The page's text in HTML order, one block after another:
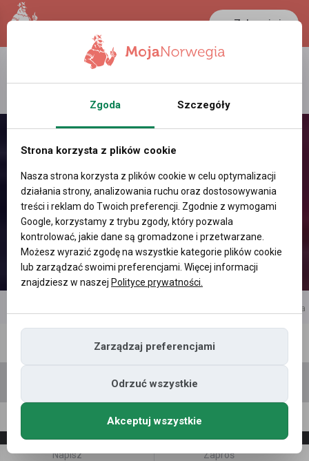
Zaloguj się
reklama
Napisz
Zaproś
Zgoda Szczegóły
Strona korzysta z plików cookie
Nasza strona korzysta z plików cookie w celu optymalizacji
działania strony, analizowania ruchu oraz dostosowywania
treści i reklam do Twoich preferencji. Zgodnie z wymogami
Google, korzystamy z trybu zgody, który pozwala
kontrolować, jakie dane są gromadzone i przetwarzane.
Możesz wyrazić zgodę na wszystkie kategorie plików cookie
lub zarządzać swoimi preferencjami. Więcej informacji
znajdziesz w naszej Polityce prywatności.
Zarządzaj preferencjami
Odrzuć wszystkie
Akceptuj wszystkie